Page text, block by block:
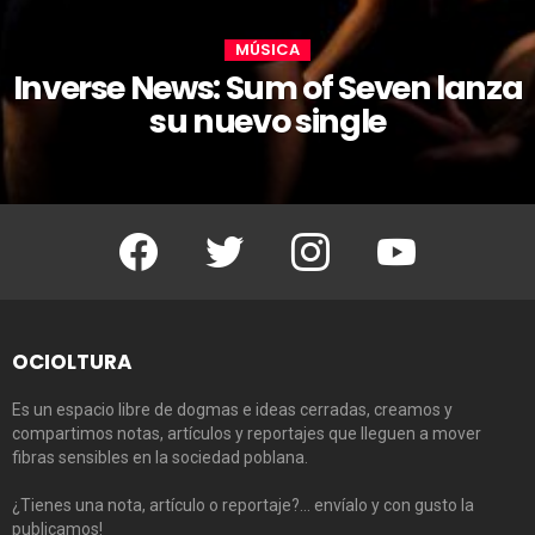
MÚSICA
Inverse News: Sum of Seven lanza
su nuevo single
Facebook Twitter Instagram Youtube
OCIOLTURA
Es un espacio libre de dogmas e ideas cerradas, creamos y
compartimos notas, artículos y reportajes que lleguen a mover
fibras sensibles en la sociedad poblana.
¿Tienes una nota, artículo o reportaje?… envíalo y con gusto la
publicamos!